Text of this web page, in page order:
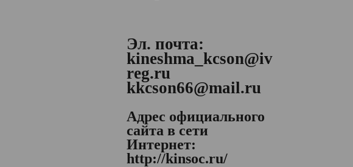
Эл. почта:
kineshma_kcson@iv
reg.ru
kkcson66@mail.ru
Адрес официального
сайта в сети
Интернет:
http://kinsoc.ru/